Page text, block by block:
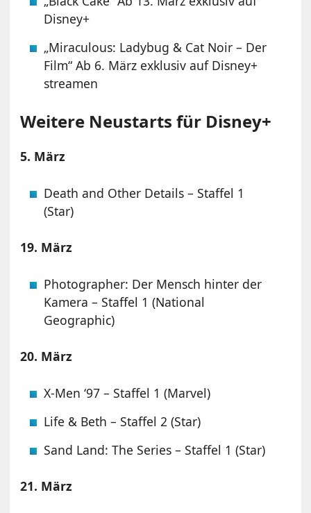
Disney+
„Miraculous: Ladybug & Cat Noir – Der
Film“ Ab 6. März exklusiv auf Disney+
streamen
Weitere Neustarts für Disney+
5. März
Death and Other Details – Staffel 1
(Star)
19. März
Photographer: Der Mensch hinter der
Kamera – Staffel 1 (National
Geographic)
20. März
X-Men ‘97 – Staffel 1 (Marvel)
Life & Beth – Staffel 2 (Star)
Sand Land: The Series – Staffel 1 (Star)
21. März